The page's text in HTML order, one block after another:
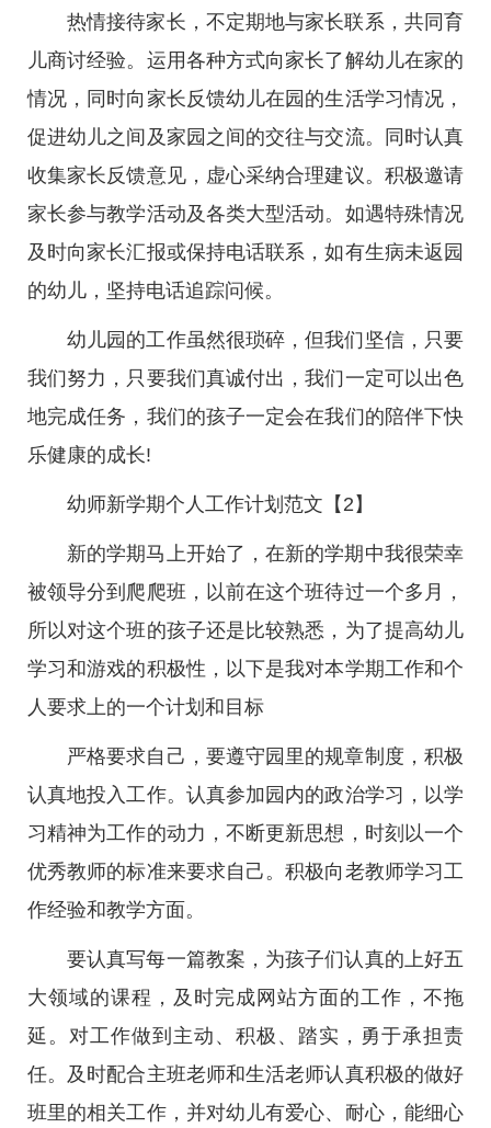
热情接待家长，不定期地与家长联系，共同育
儿商讨经验。运用各种方式向家长了解幼儿在家的
情况，同时向家长反馈幼儿在园的生活学习情况，
促进幼儿之间及家园之间的交往与交流。同时认真
收集家长反馈意见，虚心采纳合理建议。积极邀请
家长参与教学活动及各类大型活动。如遇特殊情况
及时向家长汇报或保持电话联系，如有生病未返园
的幼儿，坚持电话追踪问候。
幼儿园的工作虽然很琐碎，但我们坚信，只要
我们努力，只要我们真诚付出，我们一定可以出色
地完成任务，我们的孩子一定会在我们的陪伴下快
乐健康的成长!
幼师新学期个人工作计划范文【2】
新的学期马上开始了，在新的学期中我很荣幸
被领导分到爬爬班，以前在这个班待过一个多月，
所以对这个班的孩子还是比较熟悉，为了提高幼儿
学习和游戏的积极性，以下是我对本学期工作和个
人要求上的一个计划和目标
严格要求自己，要遵守园里的规章制度，积极
认真地投入工作。认真参加园内的政治学习，以学
习精神为工作的动力，不断更新思想，时刻以一个
优秀教师的标准来要求自己。积极向老教师学习工
作经验和教学方面。
要认真写每一篇教案，为孩子们认真的上好五
大领域的课程，及时完成网站方面的工作，不拖
延。对工作做到主动、积极、踏实，勇于承担责
任。及时配合主班老师和生活老师认真积极的做好
班里的相关工作，并对幼儿有爱心、耐心，能细心